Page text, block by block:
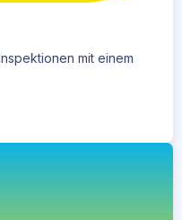
mit einem